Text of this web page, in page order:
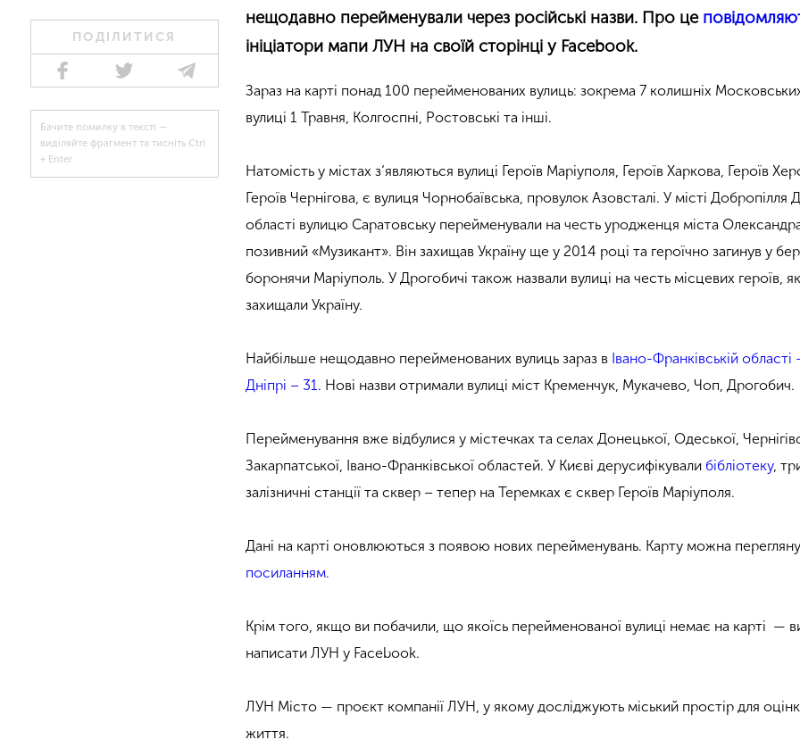
ПОДІЛИТИСЯ
Бачите помилку в тексті —
виділяйте фрагмент та тисніть Ctrl
+ Enter
нещодавно перейменували через російські назви. Про це
ініціатори мапи ЛУН на своїй сторінці у Facebook.
Зараз на карті понад 100 перейменованих вулиць: зокрема 7 колишніх
вулиці 1 Травня, Колгоспні, Ростовські та інші.
Натомість у містах з‘являються вулиці Героїв Маріуполя, Героїв Харкова, Героїв
Героїв Чернігова, є вулиця Чорнобаївська, провулок Азовсталі. У місті Добропілля
області вулицю Саратовську перейменували на честь уродженця міста Олександра
позивний «Музикант». Він захищав Україну ще у 2014 році та героїчно загинув у
боронячи Маріуполь. У Дрогобичі також назвали вулиці на честь місцевих героїв,
захищали Україну.
Найбільше нещодавно перейменованих вулиць зараз в Івано-Франківській області
Дніпрі – 31 . Нові назви отримали вулиці міст Кременчук, Мукачево, Чоп, Дрогобич.
Перейменування вже відбулися у містечках та селах Донецької, Одеської,
Закарпатської, Івано-Франківської областей. У Києві дерусифікували бібліотеку,
залізничні станції та сквер – тепер на Теремках є сквер Героїв Маріуполя.
Дані на карті оновлюються з появою нових перейменувань. Карту можна
посиланням.
Крім того, якщо ви побачили, що якоїсь перейменованої вулиці немає на карті —
написати ЛУН у Facebook.
ЛУН Місто — проєкт компанії ЛУН, у якому досліджують міський простір для
життя.